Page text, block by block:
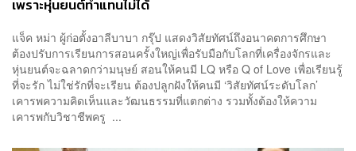
เพราะหุ่นยนต์ทำแทนไม่ได้
แจ็ค หม่า ผู้ก่อตั้งอาลีบาบา กรุ๊ป แสดงวิสัยทัศน์ถึงอนาคตการศึกษา
ต้องปรับการเรียนการสอนครั้งใหญ่เพื่อรับมือกับโลกที่เครื่องจักรและ
หุ่นยนต์จะฉลาดกว่ามนุษย์ สอนให้คนมี LQ หรือ Q of Love เพื่อเรียนรู้
ที่จะรัก ไม่ใช่รักที่จะเรียน ต้องปลูกฝังให้คนมี ‘วิสัยทัศน์ระดับโลก’
เคารพความคิดเห็นและวัฒนธรรมที่แตกต่าง รวมทั้งต้องให้ความ
เคารพกับวิชาชีพครู ...